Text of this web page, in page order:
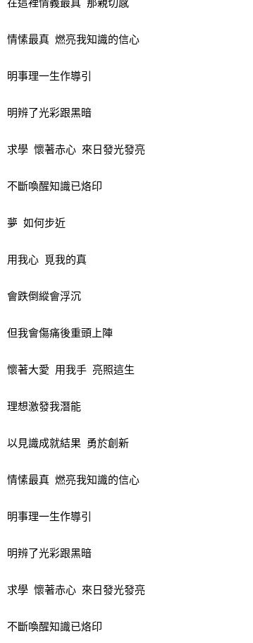
在這裡情義最真 那親切感
情愫最真 燃亮我知識的信心
明事理一生作導引
明辨了光彩跟黑暗
求學 懷著赤心 來日發光發亮
不斷喚醒知識已烙印
夢 如何步近
用我心 覓我的真
會跌倒縱會浮沉
但我會傷痛後重頭上陣
懷著大愛 用我手 亮照這生
理想激發我潛能
以見識成就結果 勇於創新
情愫最真 燃亮我知識的信心
明事理一生作導引
明辨了光彩跟黑暗
求學 懷著赤心 來日發光發亮
不斷喚醒知識已烙印